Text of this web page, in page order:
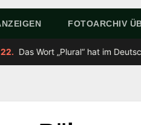
FOTOARCHIV
hat im Deutschen selbst keinen